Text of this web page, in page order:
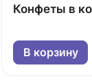
Конфеты в
В корзину